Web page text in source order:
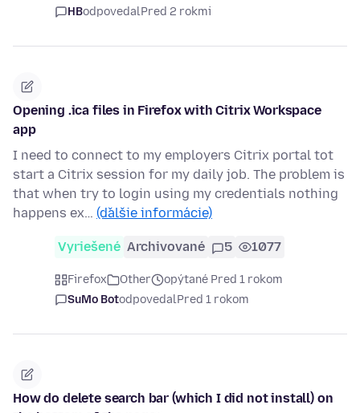
HBodpovedalPred 2 rokmi
Opening .ica files in Firefox with Citrix Workspace
app
I need to connect to my employers Citrix portal tot
start a Citrix session for my daily job. The problem is
that when try to login using my credentials nothing
happens ex… (ďalšie informácie)
Vyriešené Archivované 5 1077
Firefox Other
opýtané Pred 1 rokom
SuMo BotodpovedalPred 1 rokom
How do delete search bar (which I did not install) on